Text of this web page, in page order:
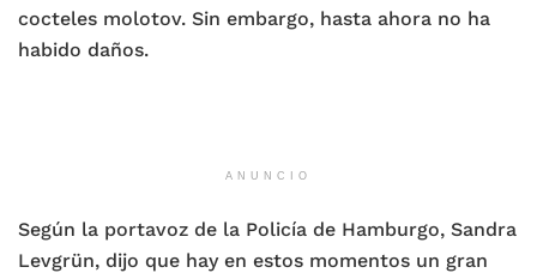
cocteles molotov. Sin embargo, hasta ahora no ha
habido daños.
ANUNCIO
Según la portavoz de la Policía de Hamburgo, Sandra
Levgrün, dijo que hay en estos momentos un gran